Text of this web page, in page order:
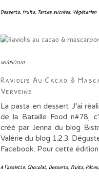
Desserts, fruits, Tartes sucrées, Végétarien
06/05/2020
Raviolis Au Cacao &
Verveine
La pasta en dessert J’ai
de la Bataille Food n#78,
créé par Jenna du blog
Valérie du blog 1.2.3.
Facebook. Pour cette
A l'assiette, Chocolat, Desserts, fruits, Pâtes,